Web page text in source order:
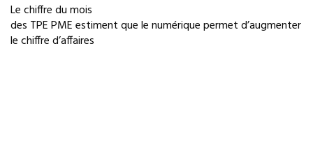
Le chiffre du mois
des TPE PME estiment que le numérique permet d’augmenter
le chiffre d’affaires